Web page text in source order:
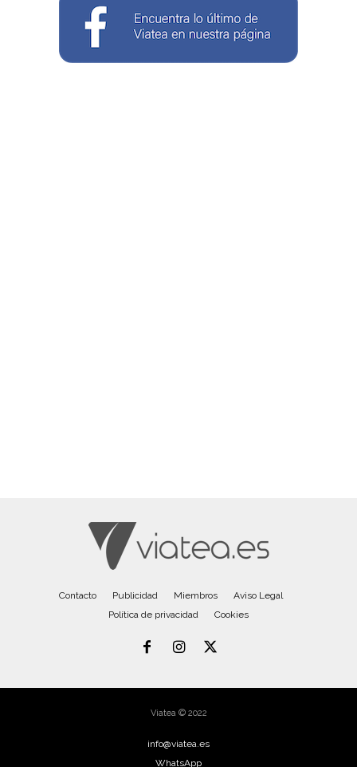
Contacto Publicidad Miembros
Aviso Legal
Política de privacidad
Cookies
Viatea © 2022
info@viatea.es
WhatsApp